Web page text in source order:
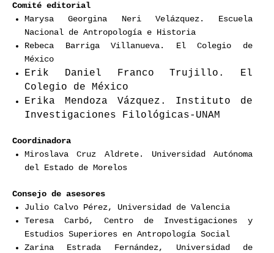
Comité editorial
Marysa Georgina Neri Velázquez. Escuela
Nacional de Antropología e Historia
Rebeca Barriga Villanueva. El Colegio de
México
Erik Daniel Franco Trujillo. El
Colegio de México
Erika Mendoza Vázquez. Instituto de
Investigaciones Filológicas-UNAM
Coordinadora
Miroslava Cruz Aldrete. Universidad Autónoma
del Estado de Morelos
Consejo de asesores
Julio Calvo Pérez, Universidad de Valencia
Teresa Carbó, Centro de Investigaciones y
Estudios Superiores en Antropología Social
Zarina Estrada Fernández, Universidad de